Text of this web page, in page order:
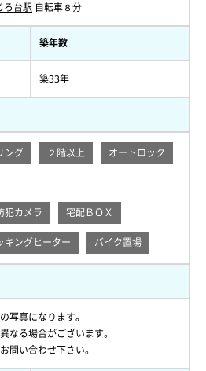
ろ台駅 自転車８分
築年数
築33年
ング ２階以上 オートロック
犯カメラ 宅配ＢＯＸ
キングヒーター バイク置場
写真になります。
なる場合がございます。
問い合わせ下さい。